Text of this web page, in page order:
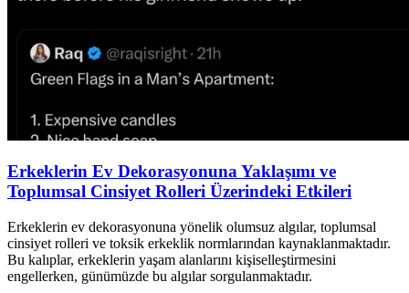
Erkeklerin Ev Dekorasyonuna Yaklaşımı ve
Toplumsal Cinsiyet Rolleri Üzerindeki Etkileri
Erkeklerin ev dekorasyonuna yönelik olumsuz algılar, toplumsal
cinsiyet rolleri ve toksik erkeklik normlarından kaynaklanmaktadır.
Bu kalıplar, erkeklerin yaşam alanlarını kişiselleştirmesini
engellerken, günümüzde bu algılar sorgulanmaktadır.